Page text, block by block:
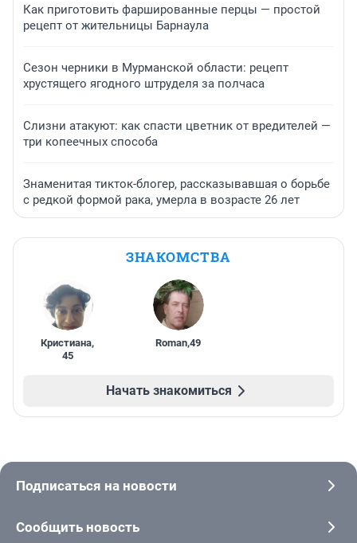
Как приготовить фаршированные перцы — простой
рецепт от жительницы Барнаула
Сезон черники в Мурманской области: рецепт
хрустящего ягодного штруделя за полчаса
Слизни атакуют: как спасти цветник от вредителей —
три копеечных способа
Знаменитая тикток-блогер, рассказывавшая о борьбе
с редкой формой рака, умерла в возрасте 26 лет
ЗНАКОМСТВА
Кристиана,
45
Roman,49
Начать знакомиться
Подписаться на новости
Сообщить новость